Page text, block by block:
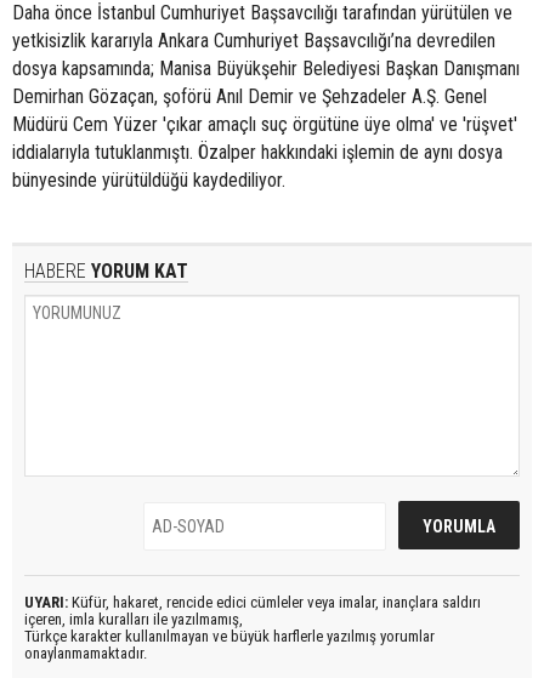
Daha önce İstanbul Cumhuriyet Başsavcılığı tarafından yürütülen ve
yetkisizlik kararıyla Ankara Cumhuriyet Başsavcılığı’na devredilen
dosya kapsamında; Manisa Büyükşehir Belediyesi Başkan Danışmanı
Demirhan Gözaçan, şoförü Anıl Demir ve Şehzadeler A.Ş. Genel
Müdürü Cem Yüzer 'çıkar amaçlı suç örgütüne üye olma' ve 'rüşvet'
iddialarıyla tutuklanmıştı. Özalper hakkındaki işlemin de aynı dosya
bünyesinde yürütüldüğü kaydediliyor.
HABERE YORUM KAT
UYARI: Küfür, hakaret, rencide edici cümleler veya imalar, inançlara saldırı
içeren, imla kuralları ile yazılmamış,
Türkçe karakter kullanılmayan ve büyük harflerle yazılmış yorumlar
onaylanmamaktadır.